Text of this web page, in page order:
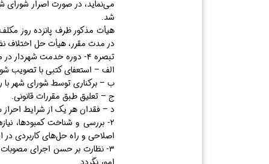
می‌نماید، در صورت اصرار
شد.
هیأت مذکور ظرف پانزده روز
در مدت مقرر، هیأت حل اختلاف
تبصره ۴- دوره خدمت شهردار در موارد زیر خاتمه می‌پذیرد:
الف – استعفای کتبی با تصویب
ب – برکناری توسط شورای شهر با
ج – تعلیق طبق مقررات قانونی.
د – فقدان هر یک از شرایط
۲- بررسی و شناخت کمبود‌ها،
اصلاحی و راه حل‌های کاربردی در
۳- نظارت بر حسن اجرای